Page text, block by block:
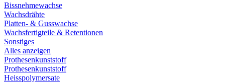
Bissnehmewachse
Wachsdrähte
Platten- & Gusswachse
Wachsfertigteile & Retentionen
Sonstiges
Alles anzeigen
Prothesenkunststoff
Prothesenkunststoff
Heisspolymersate